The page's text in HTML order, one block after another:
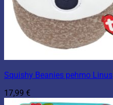
Squishy Beanies pehmo Linus
17,99 €